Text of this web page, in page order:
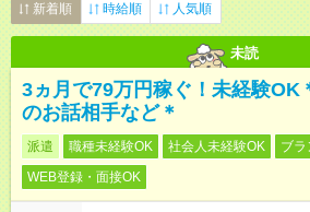
新着順 時給順 人気順
未読
3ヵ月で79万円稼ぐ！未経験OK
のお話相手など＊
派遣 職種未経験OK 社会人未経験OK
ブラ
WEB登録・面接OK